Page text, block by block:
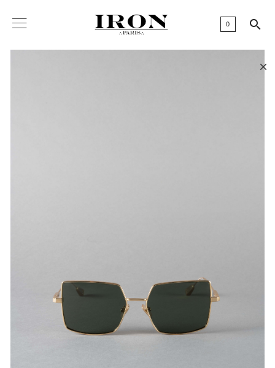
0 
